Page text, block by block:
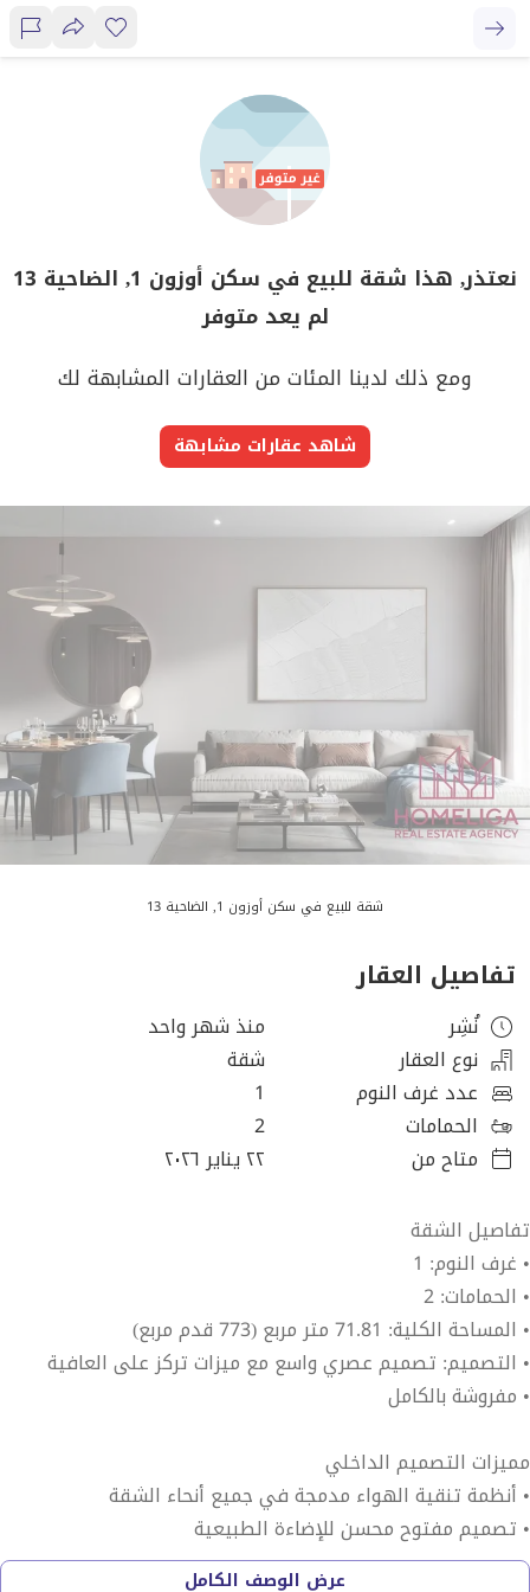
نعتذر, هذا شقة للبيع في سكن أوزون 1, الضاحية 13
لم يعد متوفر
ومع ذلك لدينا المئات من العقارات المشابهة لك
شاهد عقارات مشابهة
شقة للبيع في سكن أوزون 1, الضاحية 13
تفاصيل العقار
نُشِر
منذ شهر واحد
نوع العقار
شقة
عدد غرف النوم
1
الحمامات
2
متاح من
٢٢ يناير ٢٠٢٦
تفاصيل الشقة
• غرف النوم: 1
• الحمامات: 2
• المساحة الكلية: 71.81 متر مربع (773 قدم مربع)
• التصميم: تصميم عصري واسع مع ميزات تركز على العافية
• مفروشة بالكامل
مميزات التصميم الداخلي
• أنظمة تنقية الهواء مدمجة في جميع أنحاء الشقة
• تصميم مفتوح محسن للإضاءة الطبيعية
• تشطيبات عالية الجودة وجمالية بسيطة
عرض الوصف الكامل